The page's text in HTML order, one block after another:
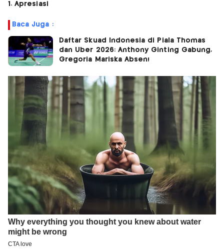
1. Apresiasi
Baca Juga :
Daftar Skuad Indonesia di Piala Thomas
dan Uber 2026: Anthony Ginting Gabung,
Gregoria Mariska Absen!